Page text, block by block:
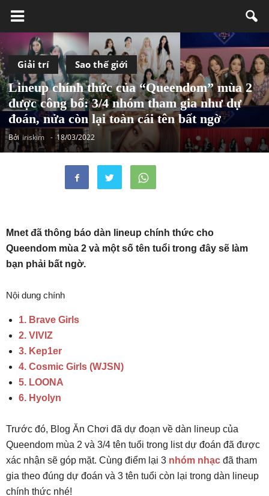
Giải trí Sao thế giới
Lineup chính thức của “Queendom” mùa 2
được công bố: 3/4 nhóm tham gia như dự
đoán, nửa còn lại toàn cái tên bất ngờ
Bởi iriskim - 18/03/2022
Mnet đã thông báo dàn lineup chính thức cho
Queendom mùa 2 và một số tên tuổi trong đây sẽ làm
bạn phải bất ngờ.
Nội dung chính
1. Brave Girls
2. VIVIZ
3. Kep1er
4. Cosmic Girls (WJSN)
5. LOONA
6. Hyolyn
Trước đó, Blog Ăn Chơi đã dự đoạn về dàn lineup của
Queendom mùa 2 và 3/4 tên tuổi trong list dự đoán đã được
xác nhận sẽ góp mặt. Cùng điểm lại 3 nhóm nhạc đã tham
gia theo đúng dự đoán và 3 tên tuổi còn lại trong dàn lineup
chính thức nhé!